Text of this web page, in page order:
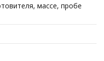
массе, пробе